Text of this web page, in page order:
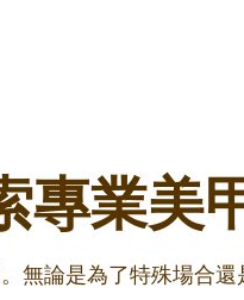
專業美
無論是為了特殊場合